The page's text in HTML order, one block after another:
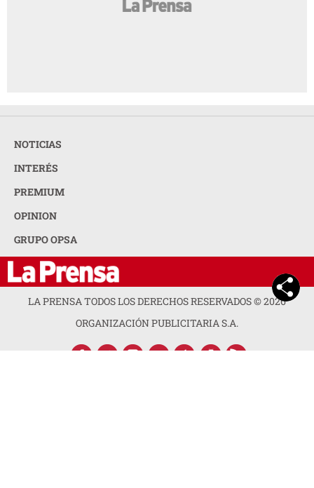
NOTICIAS
INTERÉS
PREMIUM
OPINION
GRUPO OPSA
LA PRENSA TODOS LOS DERECHOS RESERVADOS ©2026
ORGANIZACIÓN PUBLICITARIA S.A.